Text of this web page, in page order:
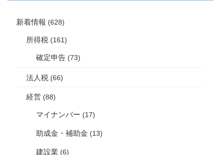
新着情報 (628)
所得税 (161)
確定申告 (73)
法人税 (66)
経営 (88)
マイナンバー (17)
助成金・補助金 (13)
建設業 (6)